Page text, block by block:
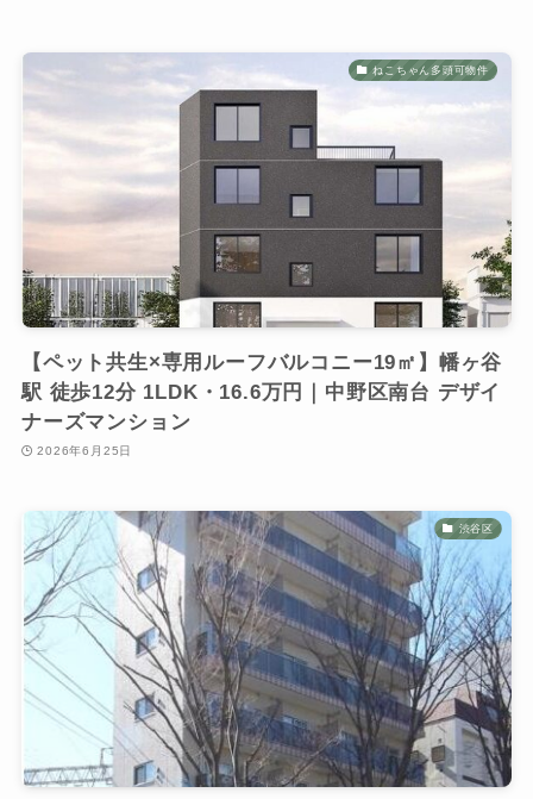
ねこちゃん多頭可物件
【ペット共生×専用ルーフバルコニー19㎡】幡ヶ谷
駅 徒歩12分 1LDK・16.6万円｜中野区南台 デザイ
ナーズマンション
2026年6月25日
渋谷区